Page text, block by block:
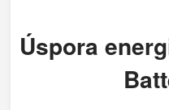
Úspora